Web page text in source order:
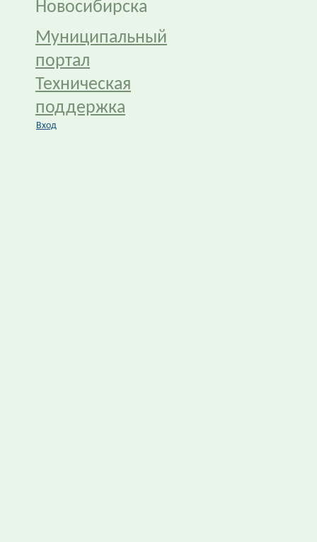
Новосибирска
Муниципальный
портал
Техническая
поддержка
Вход